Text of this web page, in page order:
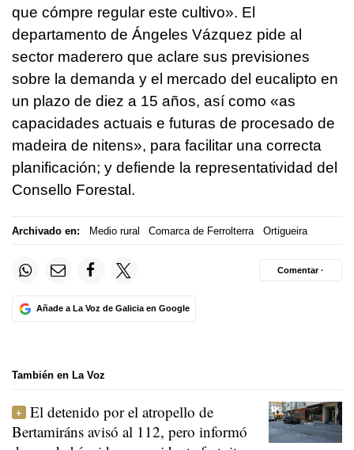
que cómpre regular este cultivo». El
departamento de Ángeles Vázquez pide al
sector maderero que aclare sus previsiones
sobre la demanda y el mercado del eucalipto en
un plazo de diez a 15 años, así como «as
capacidades actuais e futuras de procesado de
madeira de nitens», para facilitar una correcta
planificación; y defiende la representatividad del
Consello Forestal.
Archivado en: Medio rural Comarca de Ferrolterra Ortigueira
Añade a La Voz de Galicia en Google
Comentar ·
También en La Voz
El detenido por el atropello de
Bertamiráns avisó al 112, pero informó